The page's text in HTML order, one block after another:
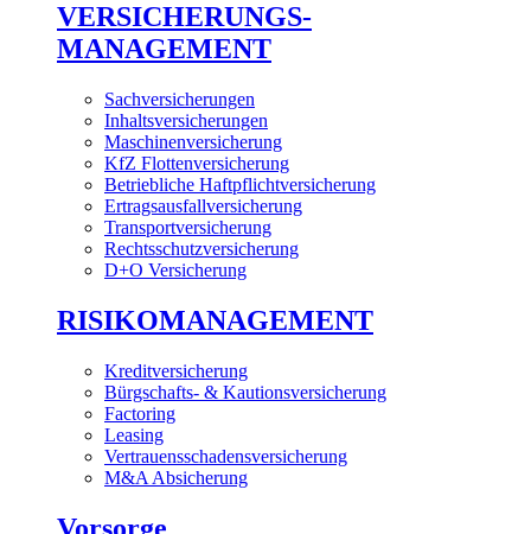
VERSICHERUNGS-
MANAGEMENT
Sachversicherungen
Inhaltsversicherungen
Maschinenversicherung
KfZ Flottenversicherung
Betriebliche Haftpflichtversicherung
Ertragsausfallversicherung
Transportversicherung
Rechtsschutzversicherung
D+O Versicherung
RISIKOMANAGEMENT
Kreditversicherung
Bürgschafts- & Kautionsversicherung
Factoring
Leasing
Vertrauensschadensversicherung
M&A Absicherung